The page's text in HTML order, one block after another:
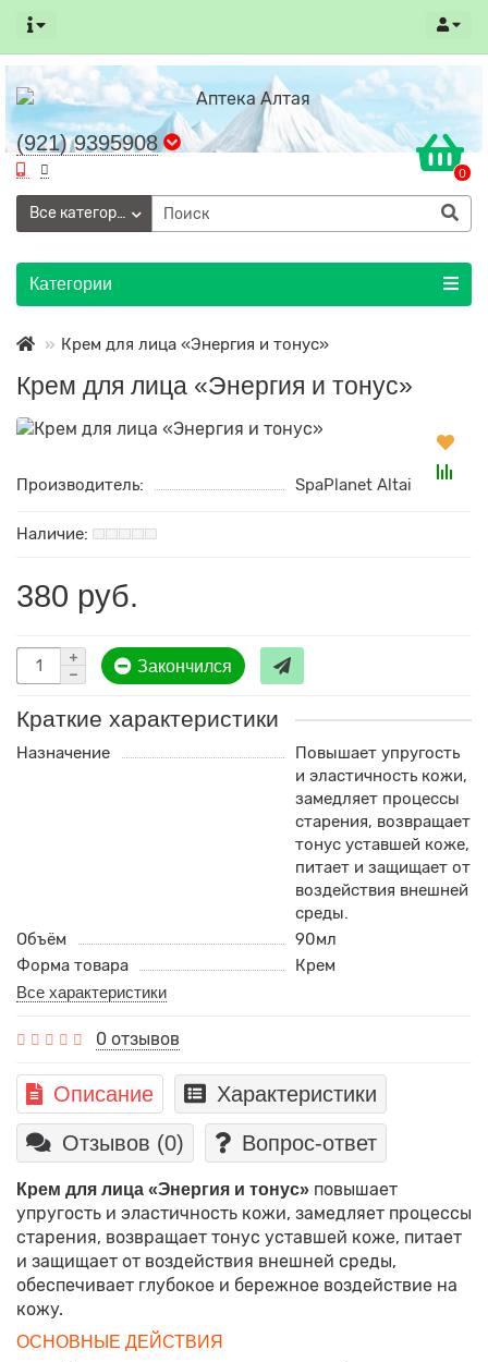
(921) 9395908
0
Все категории
Категории
Крем для лица «Энергия и тонус»
Крем для лица «Энергия и тонус»
Производитель: SpaPlanet Altai
380 руб.
Закончился
Краткие характеристики
Назначение
Повышает упругость
и эластичность кожи,
замедляет процессы
старения, возвращает
тонус уставшей коже,
питает и защищает от
воздействия внешней
среды.
Объём
90мл
Форма товара
Крем
Все характеристики
0 отзывов
Описание Характеристики
Отзывов (0) Вопрос-ответ
Крем для лица «Энергия и тонус» повышает
упругость и эластичность кожи, замедляет процессы
старения, возвращает тонус уставшей коже, питает
и защищает от воздействия внешней среды,
обеспечивает глубокое и бережное воздействие на
кожу.
ОСНОВНЫЕ ДЕЙСТВИЯ